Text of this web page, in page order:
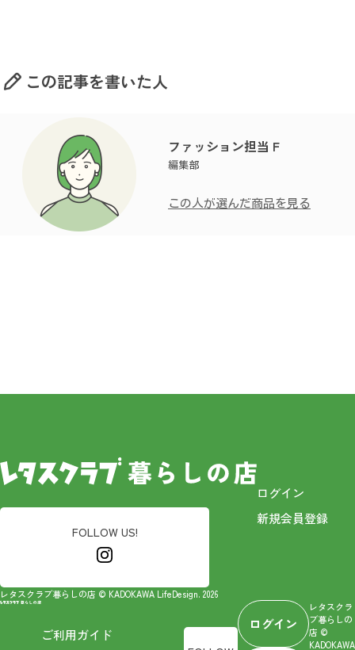
この記事を書いた人
ファッション担当 F
編集部
この人が選んだ商品を見る
FOLLOW US!
レタスクラブ暮らしの店 © KADOKAWA LifeDesign. 2026
ログイン
新規会員登録
ご利用ガイド
ログイン
レタスクラ
ブ暮らしの
店 ©
KADOKAWA